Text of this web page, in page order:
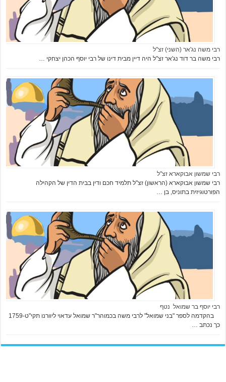
רבי משה נג'אר (השני) זצ"ל
רבי משה בר דוד נג'אר זצ"ל היה דיין מבית דינו של רבי יוסף הכהן יצחקי …
רבי שמשון אבוקארא זצ"ל
רבי שמשון אבוקארא (הראשון) זצ"ל תלמיד חכם ודין בבית הדין של הקהילה
הפורטוגיזית בתוניס, בן …
רבי יוסף בר שמואל נטף
כך נכתב …